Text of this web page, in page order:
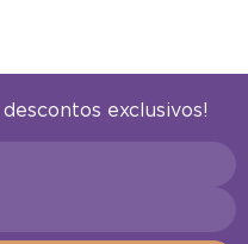
exclusivos!